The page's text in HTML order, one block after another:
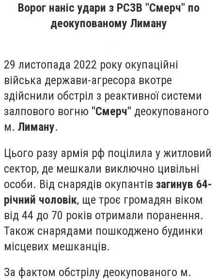
Ворог наніс удари з РСЗВ "Смерч" по
деокупованому Лиману
29 листопада 2022 року окупаційні
війська держави-агресора вкотре
здійснили обстріл з реактивної системи
залпового вогню "Смерч" деокупованого
м. Лиману.
Цього разу армія рф поцілила у житловий
сектор, де мешкали виключно цивільні
особи. Від снарядів окупантів загинув 64-
річний чоловік, ще троє громадян віком
від 44 до 70 років отримали поранення.
Також снарядами пошкоджено будинки
місцевих мешканців.
За фактом обстрілу деокупованого м.